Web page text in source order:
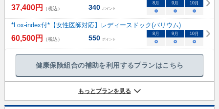
37,400円 （税込） 340 ポイント
8月 9月 10月
○ ○ ○
*Lox-index付*【女性医師対応】レディースドック(バリウム)
60,500円 （税込） 550 ポイント
8月 9月 10月
○ ○ ○
健康保険組合の補助を利用するプランはこちら
もっとプランを見る